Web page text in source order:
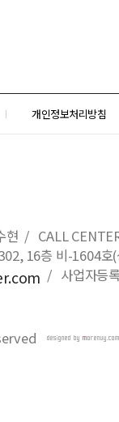
개인정보처리방침
현 / CALL
16층 비-1604
/ 사업자등